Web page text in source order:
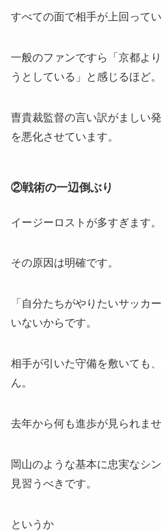
すべての面で相手が上回ってい
一般のファンですら「京都よ
うとしている」と感じるほど。
曺貴裁監督の言い訳がましい
を悪化させています。
②戦術の一辺倒ぶり
イージーロストが多すぎます。
その原因は明確です。
「自分たちがやりたいサッカ
いないからです。
相手が引いた守備を敷いても
ん。
去年から何も進歩が見られませ
岡山のような基本に忠実なシ
見習うべきです。
というか